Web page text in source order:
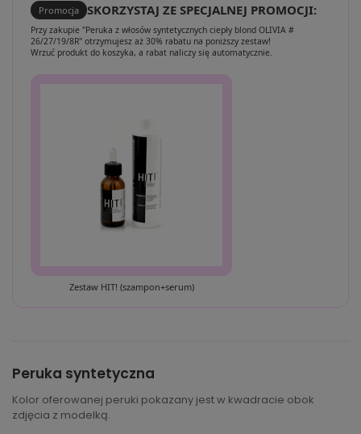
Promocja SKORZYSTAJ ZE SPECJALNEJ PROMOCJI:
Przy zakupie "Peruka z włosów syntetycznych ciepły blond OLIVIA #
26/27/19/8R" otrzymujesz aż 30% rabatu na poniższy zestaw!
Wrzuć produkt do koszyka, a rabat naliczy się automatycznie.
Zestaw HIT! (szampon+serum)
Peruka syntetyczna
Kolor oferowanej peruki pokazany jest w kwadracie obok
zdjęcia z modelką.